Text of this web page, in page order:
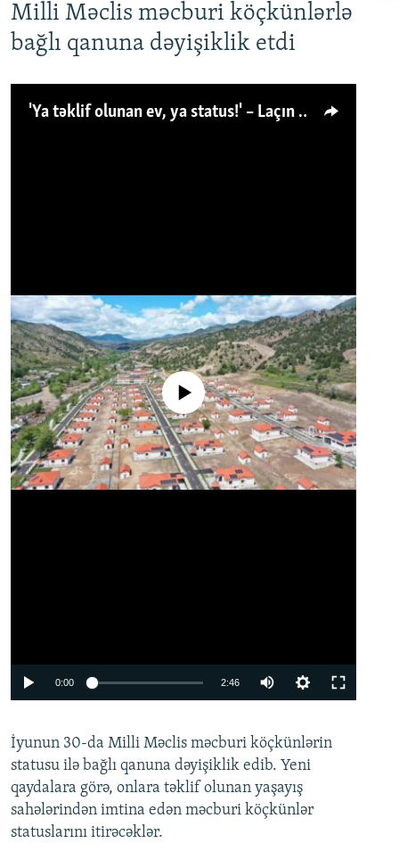
Milli Məclis məcburi köçkünlərlə
bağlı qanuna dəyişiklik etdi
'Ya təklif olunan ev, ya status!' – Laçın köçkünü: 'Laçından başqa heç hara!'
No media source currently available
0:00 2:46
360p
480p
720p
İyunun 30-da Milli Məclis məcburi köçkünlərin
statusu ilə bağlı qanuna dəyişiklik edib. Yeni
qaydalara görə, onlara təklif olunan yaşayış
sahələrindən imtina edən məcburi köçkünlər
statuslarını itirəcəklər.